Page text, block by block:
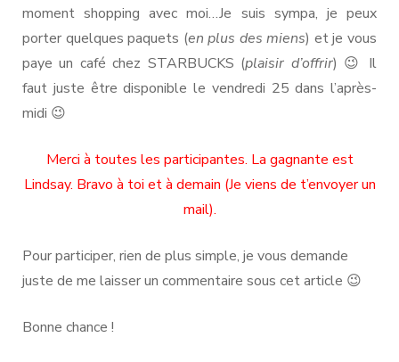
moment shopping avec moi…Je suis sympa, je peux
porter quelques paquets (en plus des miens) et je vous
paye un café chez STARBUCKS (plaisir d’offrir) 😉 Il
faut juste être disponible le vendredi 25 dans l’après-
midi 😉
Merci à toutes les participantes. La gagnante est
Lindsay. Bravo à toi et à demain (Je viens de t’envoyer un
mail).
Pour participer, rien de plus simple, je vous demande
juste de me laisser un commentaire sous cet article 😉
Bonne chance !